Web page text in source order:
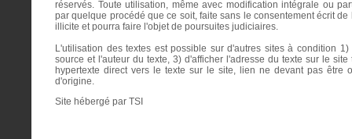
réservés. Toute utilisation, même avec modification intégrale ou
par quelque procédé que ce soit, faite sans le consentement écrit
illicite et pourra faire l'objet de poursuites judiciaires.
L'utilisation des textes est possible sur d'autres sites à condition
source et l'auteur du texte, 3) d'afficher l'adresse du texte sur le
hypertexte direct vers le texte sur le site, lien ne devant pas être
d'origine.
Site hébergé par TSI